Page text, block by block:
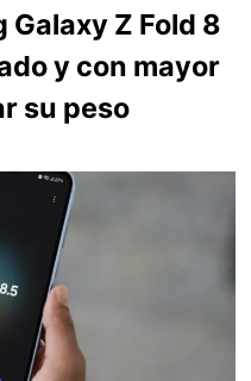
Galaxy Z Fold 8
y con mayor
su peso